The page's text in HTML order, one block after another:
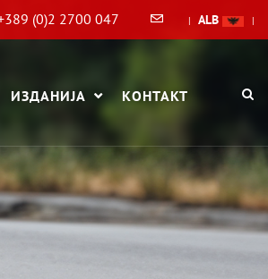
(0)2 2700 047 | ALB |
ИЗДАНИЈА КОНТАКТ